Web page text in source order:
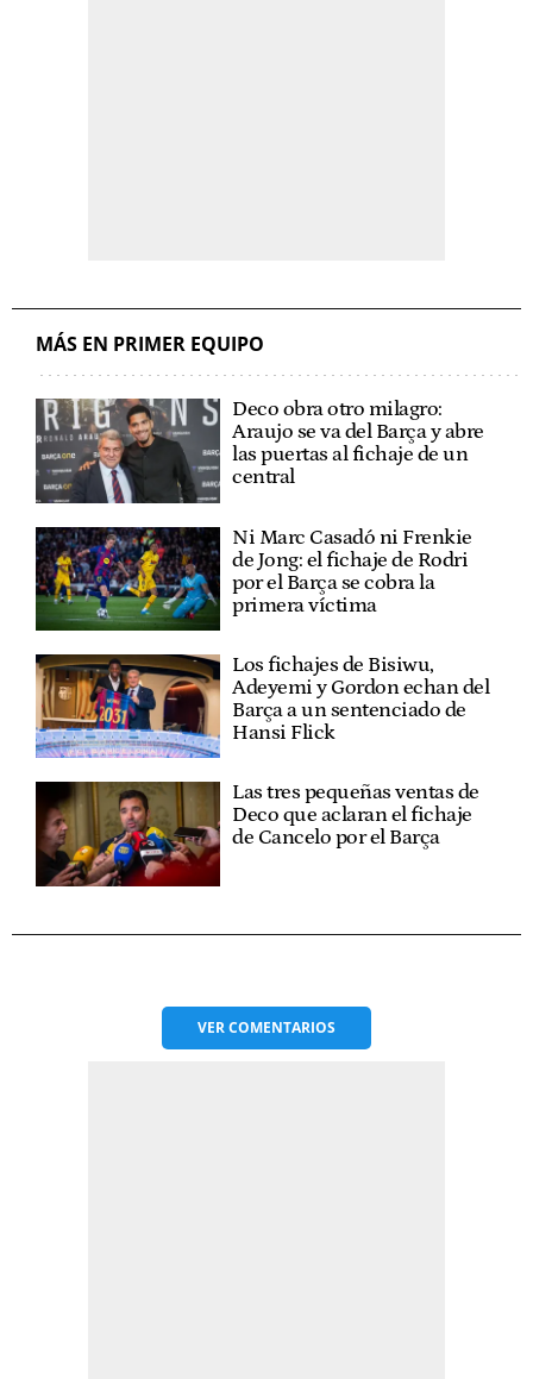
MÁS EN PRIMER EQUIPO
Deco obra otro milagro:
Araujo se va del Barça y abre
las puertas al fichaje de un
central
Ni Marc Casadó ni Frenkie
de Jong: el fichaje de Rodri
por el Barça se cobra la
primera víctima
Los fichajes de Bisiwu,
Adeyemi y Gordon echan del
Barça a un sentenciado de
Hansi Flick
Las tres pequeñas ventas de
Deco que aclaran el fichaje
de Cancelo por el Barça
VERCOMENTARIOS